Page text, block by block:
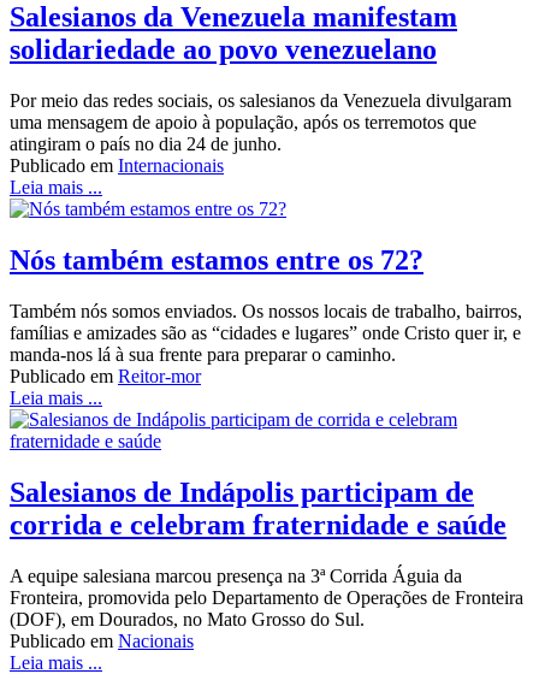
Salesianos da Venezuela manifestam
solidariedade ao povo venezuelano
Por meio das redes sociais, os salesianos da Venezuela divulgaram
uma mensagem de apoio à população, após os terremotos que
atingiram o país no dia 24 de junho.
Publicado em Internacionais
Leia mais ...
Nós também estamos entre os 72?
Também nós somos enviados. Os nossos locais de trabalho, bairros,
famílias e amizades são as “cidades e lugares” onde Cristo quer ir, e
manda-nos lá à sua frente para preparar o caminho.
Publicado em Reitor-mor
Leia mais ...
Salesianos de Indápolis participam de
corrida e celebram fraternidade e saúde
A equipe salesiana marcou presença na 3ª Corrida Águia da
Fronteira, promovida pelo Departamento de Operações de Fronteira
(DOF), em Dourados, no Mato Grosso do Sul.
Publicado em Nacionais
Leia mais ...